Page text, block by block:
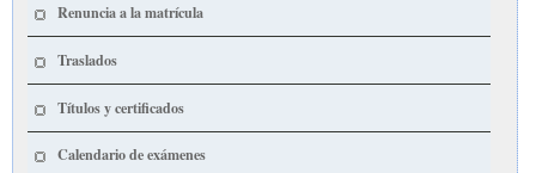
Renuncia a la matrícula
Traslados
Títulos y certificados
Calendario de exámenes